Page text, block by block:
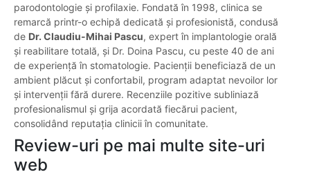
parodontologie și profilaxie. Fondată în 1998, clinica se
remarcă printr-o echipă dedicată și profesionistă, condusă
de Dr. Claudiu-Mihai Pascu, expert în implantologie orală
și reabilitare totală, și Dr. Doina Pascu, cu peste 40 de ani
de experiență în stomatologie. Pacienții beneficiază de un
ambient plăcut și confortabil, program adaptat nevoilor lor
și intervenții fără durere. Recenziile pozitive subliniază
profesionalismul și grija acordată fiecărui pacient,
consolidând reputația clinicii în comunitate.
Review-uri pe mai multe site-uri
web